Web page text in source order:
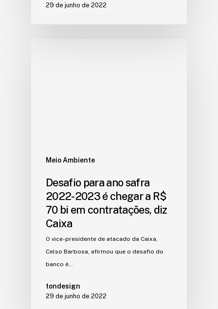
29 de junho de 2022
Meio Ambiente
Desafio para ano safra
2022-2023 é chegar a R$
70 bi em contratações, diz
Caixa
O vice-presidente de atacado da Caixa,
Celso Barbosa, afirmou que o desafio do
banco é…
tondesign
29 de junho de 2022